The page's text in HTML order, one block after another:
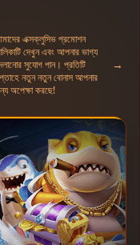
এক্সক্লুসিভ প্রমোশন
দেখুন এবং আপনার ভাগ্য
সুযোগ পান। প্রতিটি
নতুন নতুন বোনাস আপনার
অপেক্ষা করছে!
→